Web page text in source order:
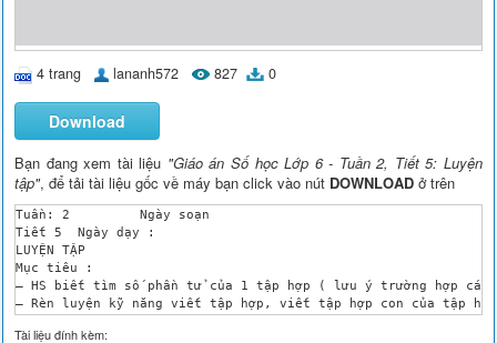
4 trang lananh572 827 0
Download
Bạn đang xem tài liệu "Giáo án Số học Lớp 6 - Tuần 2, Tiết 5: Luyện
tập", để tải tài liệu gốc về máy bạn click vào nút DOWNLOAD ở trên
Tuần: 2 	Ngày soạn
Tiết 5 	Ngày dạy :
LUYỆN TẬP
Mục tiêu :
– HS biết tìm số phần tử của 1 tập hợp ( lưu ý trường hợp
– Rèn luyện kỹ năng viết tập hợp, viết tập hợp con của tập
– Vận dụng kiến thức toán học vào một số bài toán thực tế .
Chuẩn bị :
Tài liệu đính kèm: